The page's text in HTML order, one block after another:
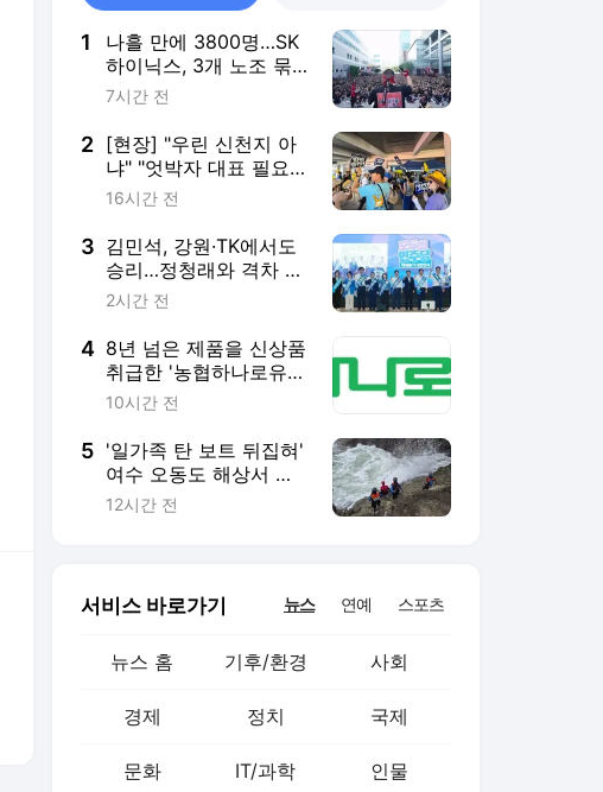
1
나흘 만에 3800명…SK
하이닉스, 3개 노조 묶
는 통합노조 추진
7시간 전
2 [현장] "우린 신천지 아
냐" "엇박자 대표 필요없
어"…鄭·金 지지자들 인
16시간 전
3 김민석, 강원·TK에서도
승리…정청래와 격차 벌
렸다
2시간 전
4 8년 넘은 제품을 신상품
취급한 '농협하나로유
통'…과징금 4억6200만
10시간 전
5 '일가족 탄 보트 뒤집혀'
여수 오동도 해상서 전
복 사고…60대·20대 등
12시간 전
서비스 바로가기 뉴스 연예 스포츠
뉴스 홈 기후/환경 사회
경제 정치 국제
문화 IT/과학 인물